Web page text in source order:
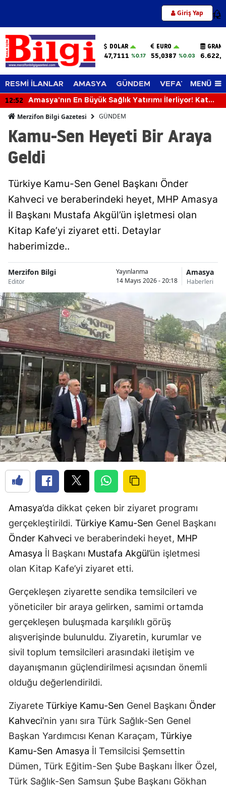
Giriş Yap 12
DOLAR
47,7111 %0.17
EURO
55,0387 %0.03
RESMİ İLANLAR AMASYA GÜNDEM VEFAT EDENLER
MENÜ
12:52
Amasya'nın En Büyük Sağlık Yatırımı İlerliyor! Kat
Merzifon Bilgi Gazetesi GÜNDEM
Kamu-Sen Heyeti Bir Araya
Geldi
Türkiye Kamu-Sen Genel Başkanı Önder
Kahveci ve beraberindeki heyet, MHP Amasya
İl Başkanı Mustafa Akgül’ün işletmesi olan
Kitap Kafe’yi ziyaret etti. Detaylar
haberimizde..
Merzifon Bilgi
Editör
Yayınlanma
14 Mayıs 2026 - 20:18
Amasya
Haberleri
Amasya’da dikkat çeken bir ziyaret programı
gerçekleştirildi. Türkiye Kamu-Sen Genel Başkanı
Önder Kahveci ve beraberindeki heyet, MHP
Amasya İl Başkanı Mustafa Akgül’ün işletmesi
olan Kitap Kafe’yi ziyaret etti.
Gerçekleşen ziyarette sendika temsilcileri ve
yöneticiler bir araya gelirken, samimi ortamda
gerçekleşen buluşmada karşılıklı görüş
alışverişinde bulunuldu. Ziyaretin, kurumlar ve
sivil toplum temsilcileri arasındaki iletişim ve
dayanışmanın güçlendirilmesi açısından önemli
olduğu değerlendirildi.
Ziyarete Türkiye Kamu-Sen Genel Başkanı Önder
Kahveci’nin yanı sıra Türk Sağlık-Sen Genel
Başkan Yardımcısı Kenan Karaçam, Türkiye
Kamu-Sen Amasya İl Temsilcisi Şemsettin
Dümen, Türk Eğitim-Sen Şube Başkanı İlker Özel,
Türk Sağlık-Sen Samsun Şube Başkanı Gökhan